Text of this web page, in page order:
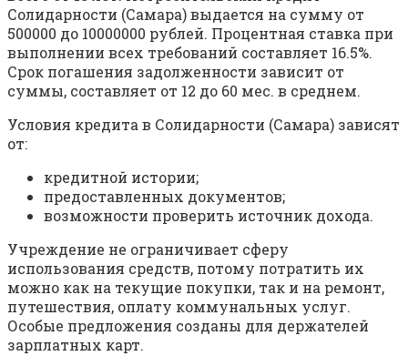
Солидарности (Самара) выдается на сумму от
500000 до 10000000 рублей. Процентная ставка при
выполнении всех требований составляет 16.5%.
Срок погашения задолженности зависит от
суммы, составляет от 12 до 60 мес. в среднем.
Условия кредита в Солидарности (Самара) зависят
от:
кредитной истории;
предоставленных документов;
возможности проверить источник дохода.
Учреждение не ограничивает сферу
использования средств, потому потратить их
можно как на текущие покупки, так и на ремонт,
путешествия, оплату коммунальных услуг.
Особые предложения созданы для держателей
зарплатных карт.